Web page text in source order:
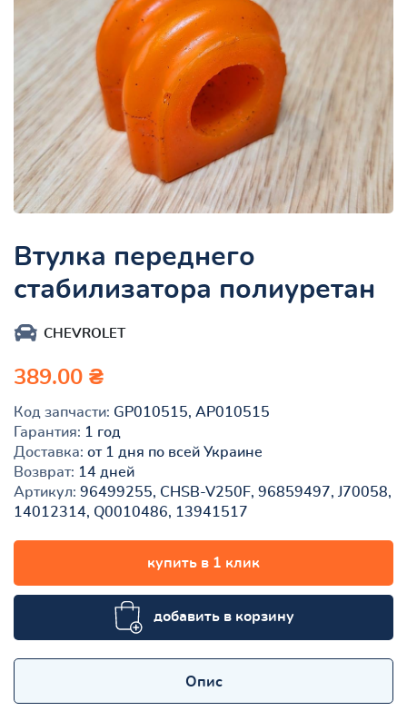
Втулка переднего
стабилизатора полиуретан
CHEVROLET
389.00 ₴
Код запчасти: GP010515, AP010515
Гарантия: 1 год
Доставка: от 1 дня по всей Украине
Возврат: 14 дней
Артикул: 96499255, CHSB-V250F, 96859497, J70058,
14012314, Q0010486, 13941517
купить в 1 клик
добавить в корзину
Опис